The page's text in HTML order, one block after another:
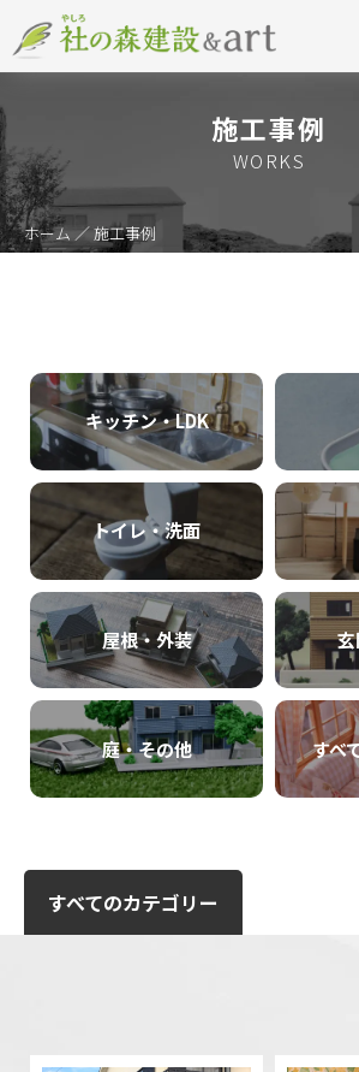
施工事例
WORKS
ホーム／ 施工事例
キッチン・LDK
トイレ・洗面
屋根・外装
庭・その他 すべ
すべてのカテゴリー